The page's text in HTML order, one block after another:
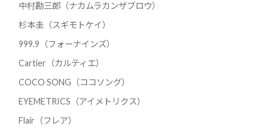
中村勘三郎（ナカムラカンザブロウ）
杉本圭（スギモトケイ）
999.9（フォーナインズ）
Cartier（カルティエ）
COCO SONG（ココソング）
EYEMETRICS（アイメトリクス）
Flair（フレア）